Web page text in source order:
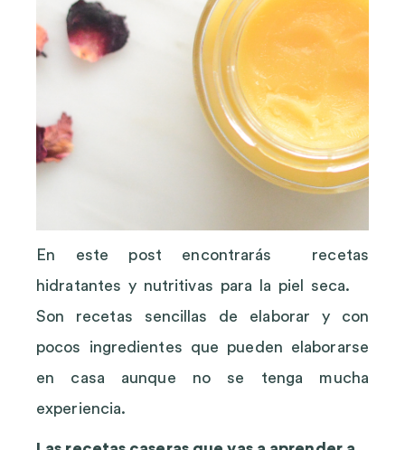
En este post encontrarás recetas
hidratantes y nutritivas para la piel seca.
Son recetas sencillas de elaborar y con
pocos ingredientes que pueden elaborarse
en casa aunque no se tenga mucha
experiencia.